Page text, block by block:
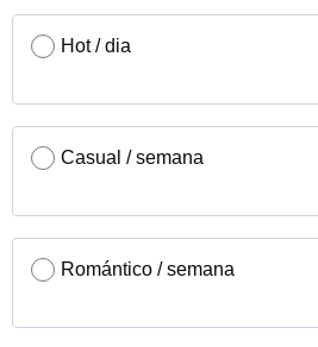
Hot / dia
Casual / semana
Romántico / semana